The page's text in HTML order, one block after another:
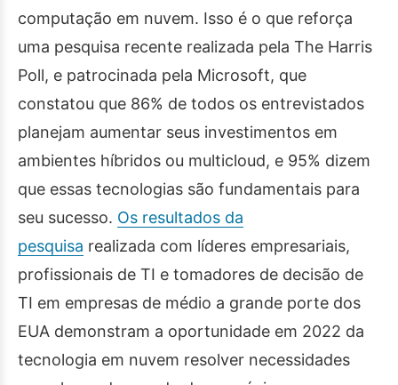
computação em nuvem. Isso é o que reforça
uma pesquisa recente realizada pela The Harris
Poll, e patrocinada pela Microsoft, que
constatou que 86% de todos os entrevistados
planejam aumentar seus investimentos em
ambientes híbridos ou multicloud, e 95% dizem
que essas tecnologias são fundamentais para
seu sucesso. Os resultados da
pesquisa realizada com líderes empresariais,
profissionais de TI e tomadores de decisão de
TI em empresas de médio a grande porte dos
EUA demonstram a oportunidade em 2022 da
tecnologia em nuvem resolver necessidades